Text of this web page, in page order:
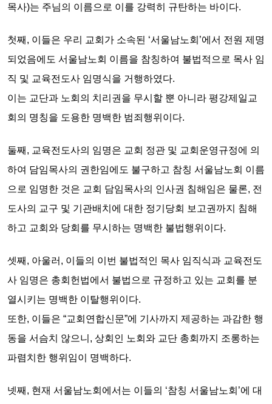
목사)는 주님의 이름으로 이를 강력히 규탄하는 바이다.
첫째, 이들은 우리 교회가 소속된 ‘서울남노회’에서 전원 제명
되었음에도 서울남노회 이름을 참칭하여 불법적으로 목사 임
직 및 교육전도사 임명식을 거행하였다.
이는 교단과 노회의 치리권 을 무시할 뿐 아니라 평강제일교
회의 명칭을 도용한 명백한 범죄행위이다.
둘째, 교육전도사의 임명은 교회 정관 및 교회운영규정에 의
하여 담임목사의 권한임에도 불구하고 참칭 서울남노회 이름
으로 임명한 것은 교회 담임목사의 인사권 침해 임은 물론, 전
도사의 교구 및 기관배치에 대한 정기당회 보고권까지 침해
하고 교회와 당회를 무시하는 명백한 불법행위 이다.
셋째, 아울러, 이들의 이번 불법적인 목사 임직식과 교육전도
사 임명은 총회헌법에서 불법으로 규정하고 있는 교회를 분
열시키는 명백한 이탈행위이다.
또한, 이들은 “교회연합신문”에 기사까지 제공하는 과감한 행
동을 서슴치 않으니, 상회인 노회와 교단 총회까지 조롱하는
파렴치한 행위임이 명백하다.
넷째, 현재 서울남노회에서는 이들의 ‘참칭 서울남노회’에 대